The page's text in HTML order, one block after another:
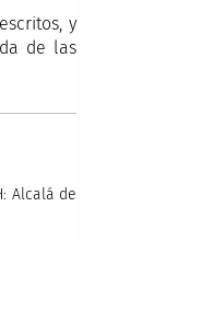
y
de las
Alcalá de